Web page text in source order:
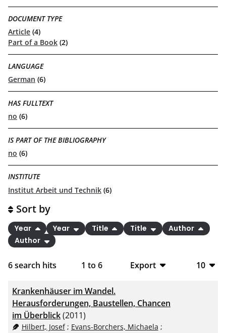
DOCUMENT TYPE
Article (4)
Part of a Book (2)
LANGUAGE
German (6)
HAS FULLTEXT
no (6)
IS PART OF THE BIBLIOGRAPHY
no (6)
INSTITUTE
Institut Arbeit und Technik (6)
6search hits 1 to 6
Export
CSV
RIS
10
Sort by
Year Year Title Title
Author
Author
Krankenhäuser im Wandel.
Herausforderungen, Baustellen, Chancen
im Überblick(2011)
Hilbert, Josef; Evans-Borchers, Michaela ;